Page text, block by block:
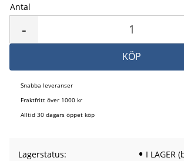
Antal
-
KÖP
Snabba leveranser
Fraktfritt över 1000 kr
Alltid 30 dagars öppet köp
Lagerstatus
I LAGER